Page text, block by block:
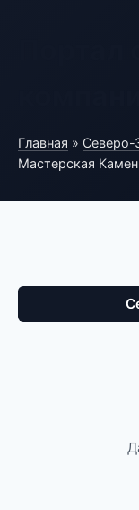
Главная » Северо-
Мастерская